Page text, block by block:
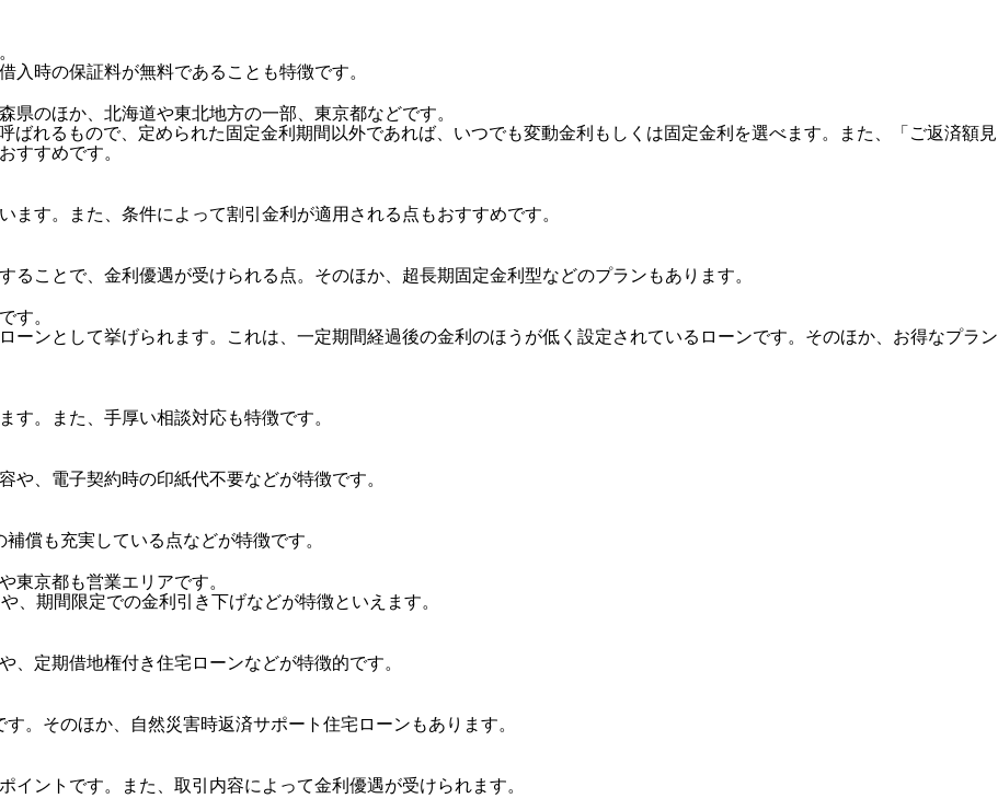
時の保証料が無料であることも特徴です。
のほか、北海道や東北地方の一部、東京都などです。
ばれるもので、定められた固定金利期間以外であれば、いつでも変動金利もしくは固定金利を選べます。また、「ご返済額見
すすめです。
す。また、条件によって割引金利が適用される点もおすすめです。
ことで、金利優遇が受けられる点。そのほか、超長期固定金利型などのプランもあります。
す。
ーンとして挙げられます。これは、一定期間経過後の金利のほうが低く設定されているローンです。そのほか、お得なプラン
す。また、手厚い相談対応も特徴です。
、電子契約時の印紙代不要などが特徴です。
償も充実している点などが特徴です。
東京都も営業エリアです。
、期間限定での金利引き下げなどが特徴といえます。
定期借地権付き住宅ローンなどが特徴的です。
。そのほか、自然災害時返済サポート住宅ローンもあります。
ントです。また、取引内容によって金利優遇が受けられます。